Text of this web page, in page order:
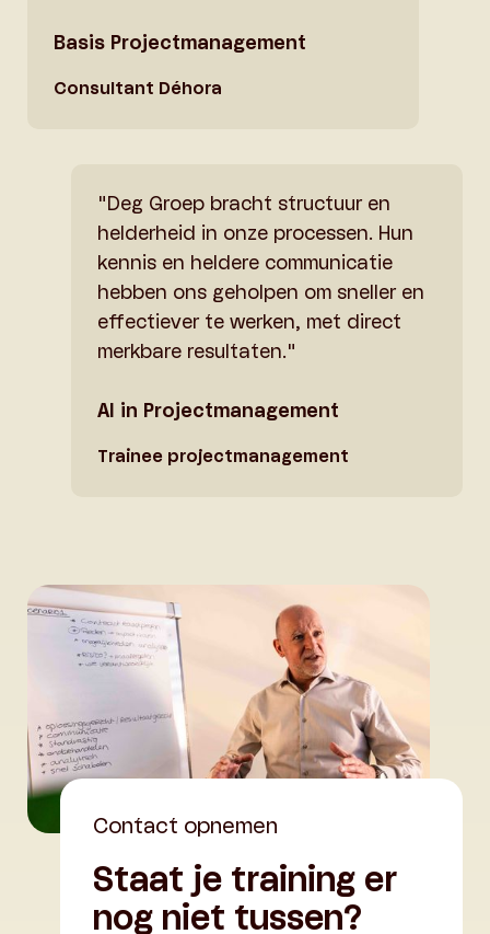
Basis Projectmanagement
Consultant Déhora
"Deg Groep bracht structuur en
helderheid in onze processen. Hun
kennis en heldere communicatie
hebben ons geholpen om sneller en
effectiever te werken, met direct
merkbare resultaten."
AI in Projectmanagement
Trainee projectmanagement
Contact opnemen
Staat je training er
nog niet tussen?